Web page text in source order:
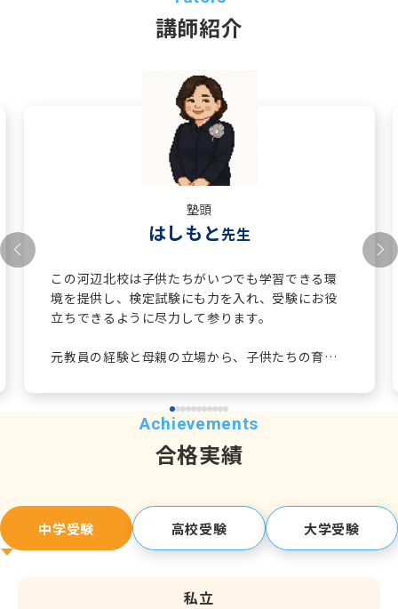
講師紹介
塾頭
はしもと先生
この河辺北校は子供たちがいつでも学習できる環
境を提供し、検定試験にも力を入れ、受験にお役
立ちできるように尽力して参ります。
元教員の経験と母親の立場から、子供たちの育成
な情報」「親身の指導」を心がけていきます！
英語・小学校受験指導・面接対策
合格実績
中学受験 高校受験 大学受験
私立